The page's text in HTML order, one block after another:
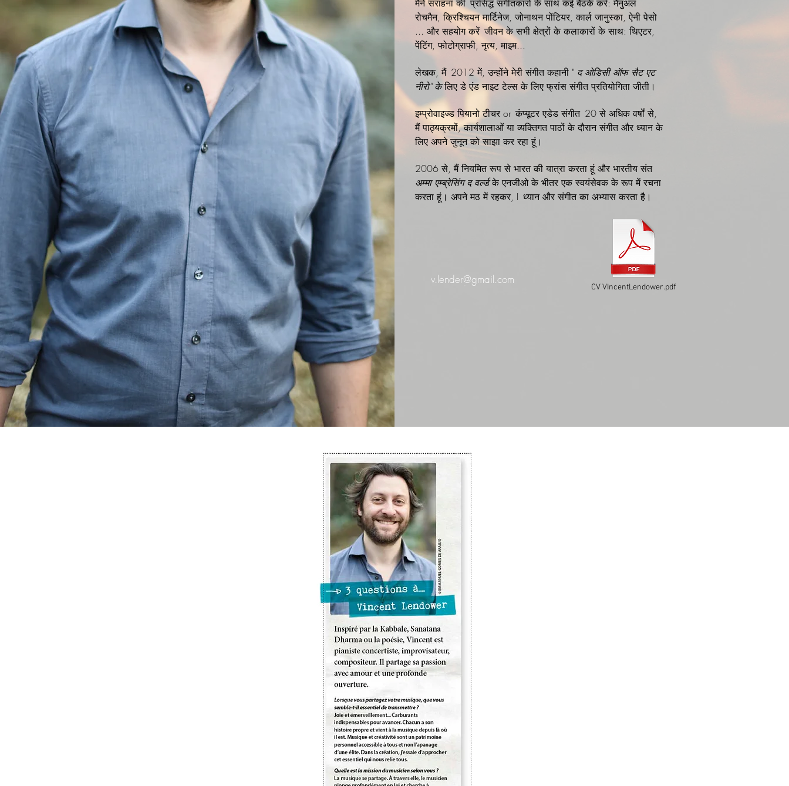
मैंने सराहना की प्रसिद्ध संगीतकारों के साथ कई बैठकें करें: मैनुअल
रोचमैन, क्रिश्चियन मार्टिनेज, जोनाथन पोंटियर, कार्ल जानुस्का, ऐनी पेसो
... और सहयोग करें जीवन के सभी क्षेत्रों के कलाकारों के साथ: थिएटर,
पेंटिंग, फोटोग्राफी, नृत्य, माइम...
लेखक, मैं 2012 में, उन्होंने मेरी संगीत कहानी " द ओडिसी ऑफ सैट एट
नीरो" केलिए डे एंड नाइट टेल्स के लिए फ्रांस संगीत प्रतियोगिता जीती।
इम्प्रोवाइज्ड पियानो टीचर or कंप्यूटर एडेड संगीत 20 से अधिक वर्षों से,
मैं पाठ्यक्रमों, कार्यशालाओं या व्यक्तिगत पाठों के दौरान संगीत और ध्यान के
लिए अपने जुनून को साझा कर रहा हूं।
2006 से, मैं नियमित रूप से भारत की यात्रा करता हूं और भारतीय संत
अम्मा एम्ब्रेसिंग द वर्ल्डके एनजीओ के भीतर एक स्वयंसेवक के रूप में रचना
करता हूं। अपने मठ में रहकर, I ध्यान और संगीत का अभ्यास करता है।
v.lender@gmail.com
CV VIncentLendower.pdf